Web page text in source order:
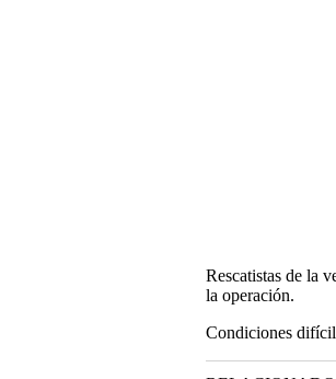
Rescatistas de la
la operación.
Condiciones